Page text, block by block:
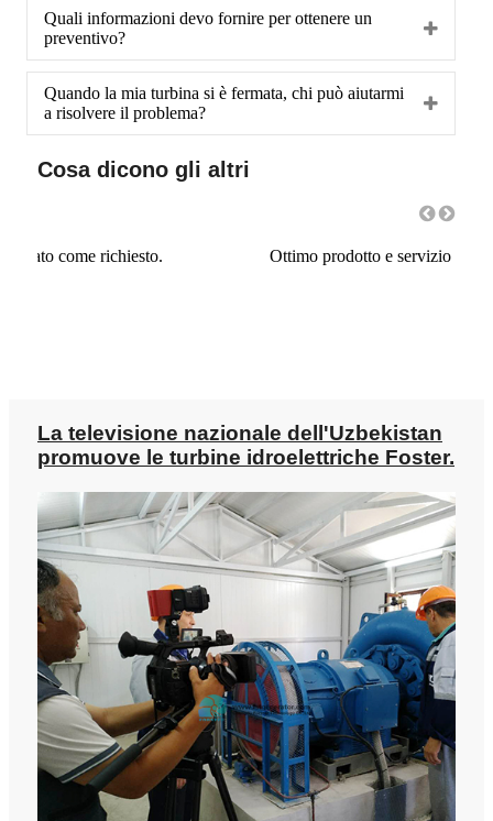
Quali informazioni devo fornire per ottenere un
preventivo?
Quando la mia turbina si è fermata, chi può aiutarmi
a risolvere il problema?
Cosa dicono gli altri
Ottimo prodotto e servizio eccellente! Lo consiglio!
La televisione nazionale dell'Uzbekistan
promuove le turbine idroelettriche Foster.